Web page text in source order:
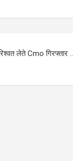
ail ar
लेते Cmo गिरफ्तार ..